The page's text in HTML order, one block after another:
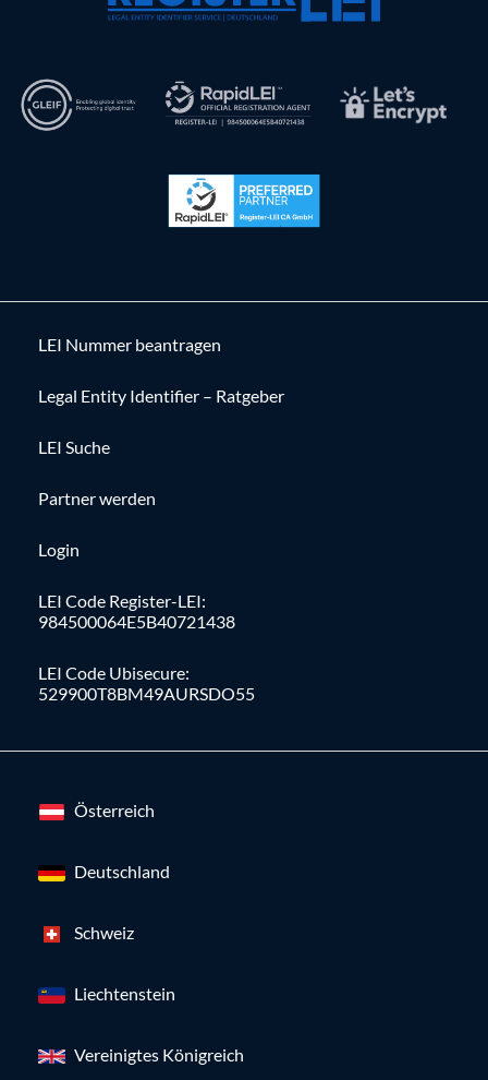
LEI Nummer beantragen
Legal Entity Identifier – Ratgeber
LEI Suche
Partner werden
Login
LEI Code Register-LEI:
984500064E5B40721438
LEI Code Ubisecure:
529900T8BM49AURSDO55
Österreich
Deutschland
Schweiz
Liechtenstein
Vereinigtes Königreich